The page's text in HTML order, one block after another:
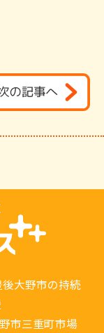
大野市の持続
市三重町市場